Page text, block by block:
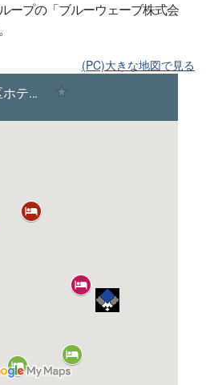
ープの「ブルーウェーブ株式会
(PC)大きな地図で見る